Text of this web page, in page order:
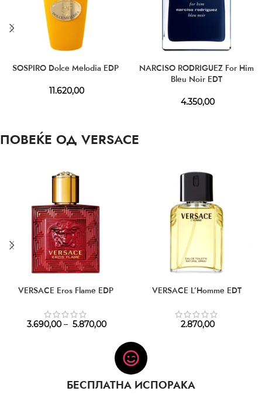
SOSPIRO Dolce Melodia EDP
11.620,00
NARCISO RODRIGUEZ For Him
Bleu Noir EDT
4.350,00
ПОВЕЌЕ ОД VERSACE
VERSACE Eros Flame EDP
3.690,00 – 5.870,00
VERSACE L’Homme EDT
2.870,00
БЕСПЛАТНА ИСПОРАКА